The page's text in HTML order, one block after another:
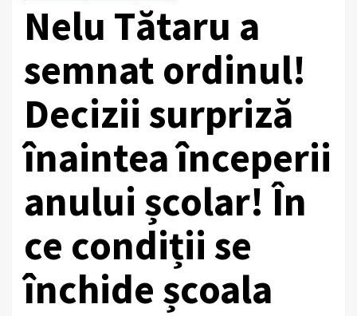
Nelu Tătaru a
semnat ordinul!
Decizii surpriză
înaintea începerii
anului școlar! În
ce condiții se
închide școala